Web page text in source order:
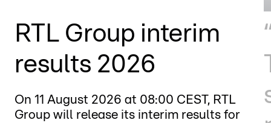
RTL Group interim
results 2026
On 11 August 2026 at 08:00 CEST, RTL
Group will release its interim results for